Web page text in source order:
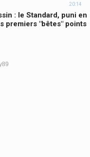
20:14
: le Standard, puni en
premiers "bêtes" points